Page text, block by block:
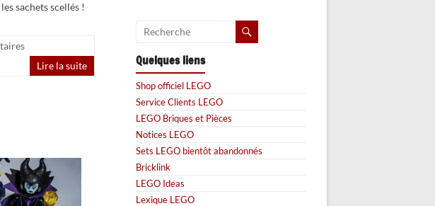
sachets scellés !
Lire la suite
Quelques liens
Shop officiel LEGO
Service Clients LEGO
LEGO Briques et Pièces
Notices LEGO
Sets LEGO bientôt abandonnés
Bricklink
LEGO Ideas
Lexique LEGO